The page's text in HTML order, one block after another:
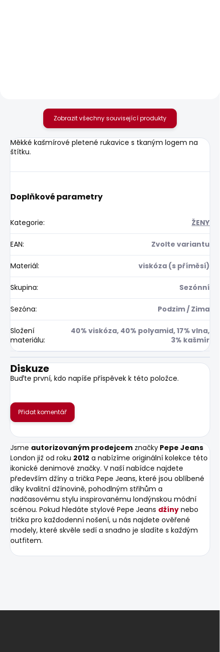
Zobrazit všechny související produkty
Měkké kašmírové pletené rukavice s tkaným logem na
štítku.
Doplňkové parametry
Kategorie: ŽENY
EAN: Zvolte variantu
Materiál: viskóza (s příměsí)
Skupina: Sezónní
Sezóna: Podzim / Zima
Složení
materiálu:
40% viskóza, 40% polyamid, 17% vlna,
3% kašmír
Diskuze
Buďte první, kdo napíše příspěvek k této položce.
Přidat komentář
Jsme autorizovaným prodejcem značky Pepe Jeans
London již od roku 2012 a nabízíme originální kolekce této
ikonické denimové značky. V naší nabídce najdete
především džíny a trička Pepe Jeans, které jsou oblíbené
díky kvalitní džínovině, pohodlným střihům a
nadčasovému stylu inspirovanému londýnskou módní
scénou. Pokud hledáte stylové Pepe Jeans džíny nebo
trička pro každodenní nošení, u nás najdete ověřené
modely, které skvěle sedí a snadno je sladíte s každým
outfitem.
Z